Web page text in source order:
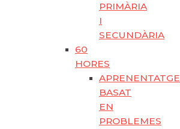
PRIMÀRIA
I
SECUNDÀRIA
60
HORES
APRENENTATGE
BASAT
EN
PROBLEMES